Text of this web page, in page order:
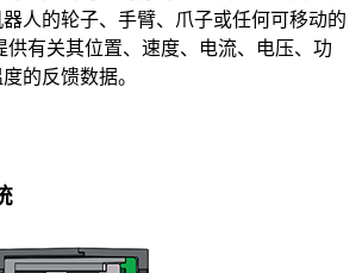
人的轮子、手臂、爪子或任何可移动的
供有关其位置、速度、电流、电压、功
的反馈数据。